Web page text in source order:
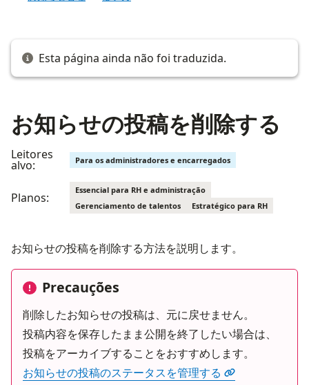
Esta página ainda não foi traduzida.
お知らせの投稿を削除する
Leitores
alvo: Para os administradores e encarregados
Planos:
Essencial para RH e administração
Gerenciamento de talentos
Estratégico para RH
お知らせの投稿を削除する方法を説明します。
Precauções
削除したお知らせの投稿は、元に戻せません。
投稿内容を保存したまま公開を終了したい場合は、
お知らせの投稿のステータスを管理する